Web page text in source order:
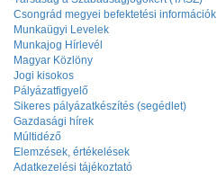
Csongrád megyei befektetési információk
Munkaügyi Levelek
Munkajog Hírlevél
Magyar Közlöny
Jogi kisokos
Pályázatfigyelő
Sikeres pályázatkészítés (segédlet)
Gazdasági hírek
Múltidéző
Elemzések, értékelések
Adatkezelési tájékoztató